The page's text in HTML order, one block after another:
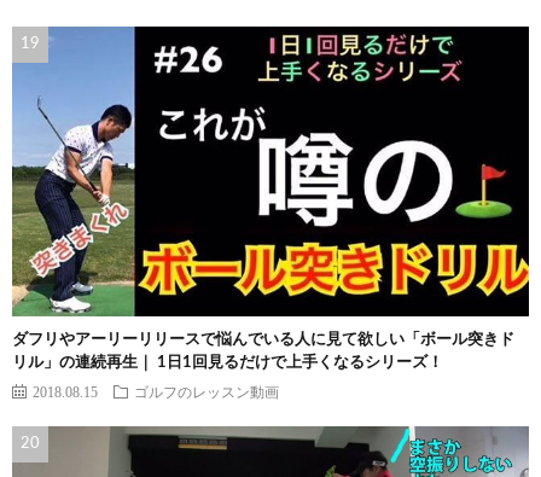
ダフリやアーリーリリースで悩んでいる人に見て欲しい「ボール突きド
リル」の連続再生｜ 1日1回見るだけで上手くなるシリーズ！
2018.08.15 ゴルフのレッスン動画